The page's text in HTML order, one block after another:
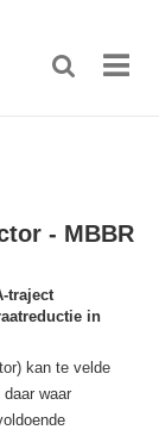
- MBBR
traject
in
kan te velde
waar